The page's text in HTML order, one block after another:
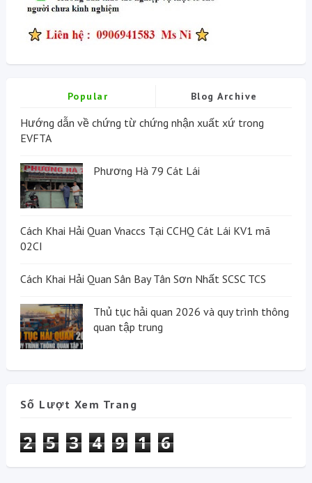
Popular Blog Archive
Hướng dẫn về chứng từ chứng nhận xuất xứ trong
EVFTA
Phương Hà 79 Cát Lái
Cách Khai Hải Quan Vnaccs Tại CCHQ Cát Lái KV1 mã
02CI
Cách Khai Hải Quan Sân Bay Tân Sơn Nhất SCSC TCS
Thủ tục hải quan 2026 và quy trình thông
quan tập trung
Số Lượt Xem Trang
2 5 3 4 9 1 6